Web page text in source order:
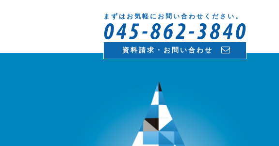
まずはお気軽にお問い合わせください。
資料請求・お問い合わせ